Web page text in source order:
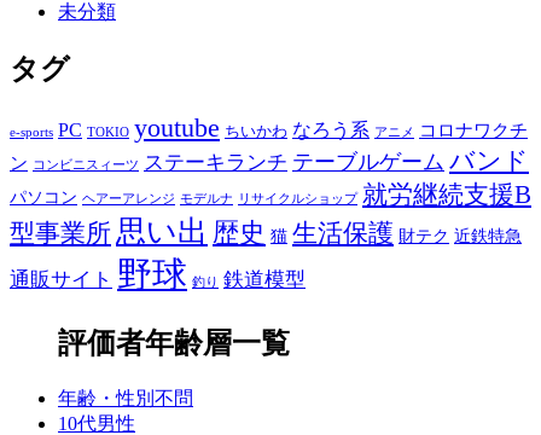
未分類
タグ
e-sports PC TOKIO youtube ちいかわ なろう系 アニメ
コロナワクチ
ン
コンビニスィーツ ステーキランチ テーブルゲーム バンド
パソコン ヘアーアレンジ モデルナ リサイクルショップ 就労継続支援B
型事業所 思い出 歴史 猫 生活保護 財テク 近鉄特急
通販サイト 野球 釣り 鉄道模型
評価者年齢層一覧
年齢・性別不問
10代男性